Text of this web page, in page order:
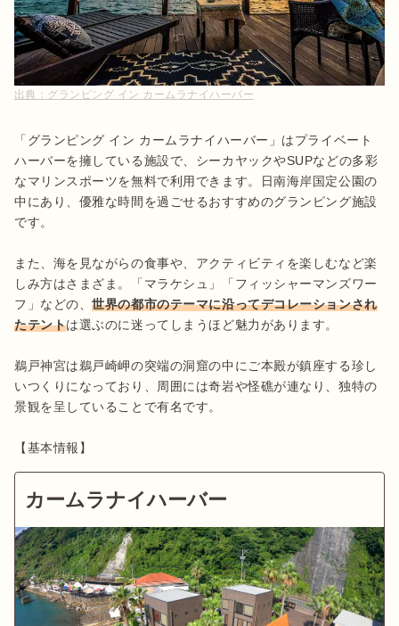
出典： グランピング イン カームラナイハーバー
「グランピング イン カームラナイハーバー」はプライベート
ハーバーを擁している施設で、シーカヤックやSUPなどの多彩
なマリンスポーツを無料で利用できます。日南海岸国定公園の
中にあり、優雅な時間を過ごせるおすすめのグランピング施設
です。
また、海を見ながらの食事や、アクティビティを楽しむなど楽
しみ方はさまざま。「マラケシュ」「フィッシャーマンズワー
フ」などの、世界の都市のテーマに沿ってデコレーションされ
たテントは選ぶのに迷ってしまうほど魅力があります。
鵜戸神宮は鵜戸崎岬の突端の洞窟の中にご本殿が鎮座する珍し
いつくりになっており、周囲には奇岩や怪礁が連なり、独特の
景観を呈していることで有名です。
【基本情報】
カームラナイハーバー